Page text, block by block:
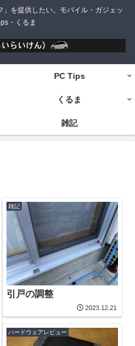
」を提供したい。モバイル・ガジェッ
・くるま
PC Tips
くるま
雑記
雑記
引戸の調整
2023.12.21
ハードウェアレビュー